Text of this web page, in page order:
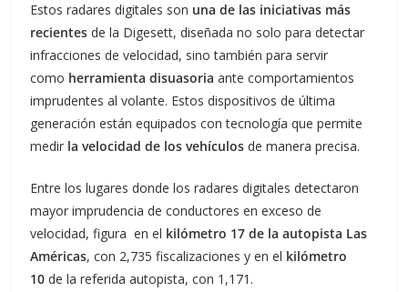
Estos radares digitales son una de las iniciativas más
recientes de la Digesett, diseñada no solo para detectar
infracciones de velocidad, sino también para servir
como herramienta disuasoria ante comportamientos
imprudentes al volante. Estos dispositivos de última
generación están equipados con tecnología que permite
medir la velocidad de los vehículos de manera precisa.
Entre los lugares donde los radares digitales detectaron
mayor imprudencia de conductores en exceso de
velocidad, figura en el kilómetro 17 de la autopista Las
Américas, con 2,735 fiscalizaciones y en el kilómetro
10 de la referida autopista, con 1,171.